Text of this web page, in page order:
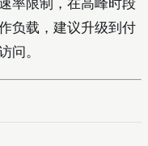
负载，建议升级到付
问。